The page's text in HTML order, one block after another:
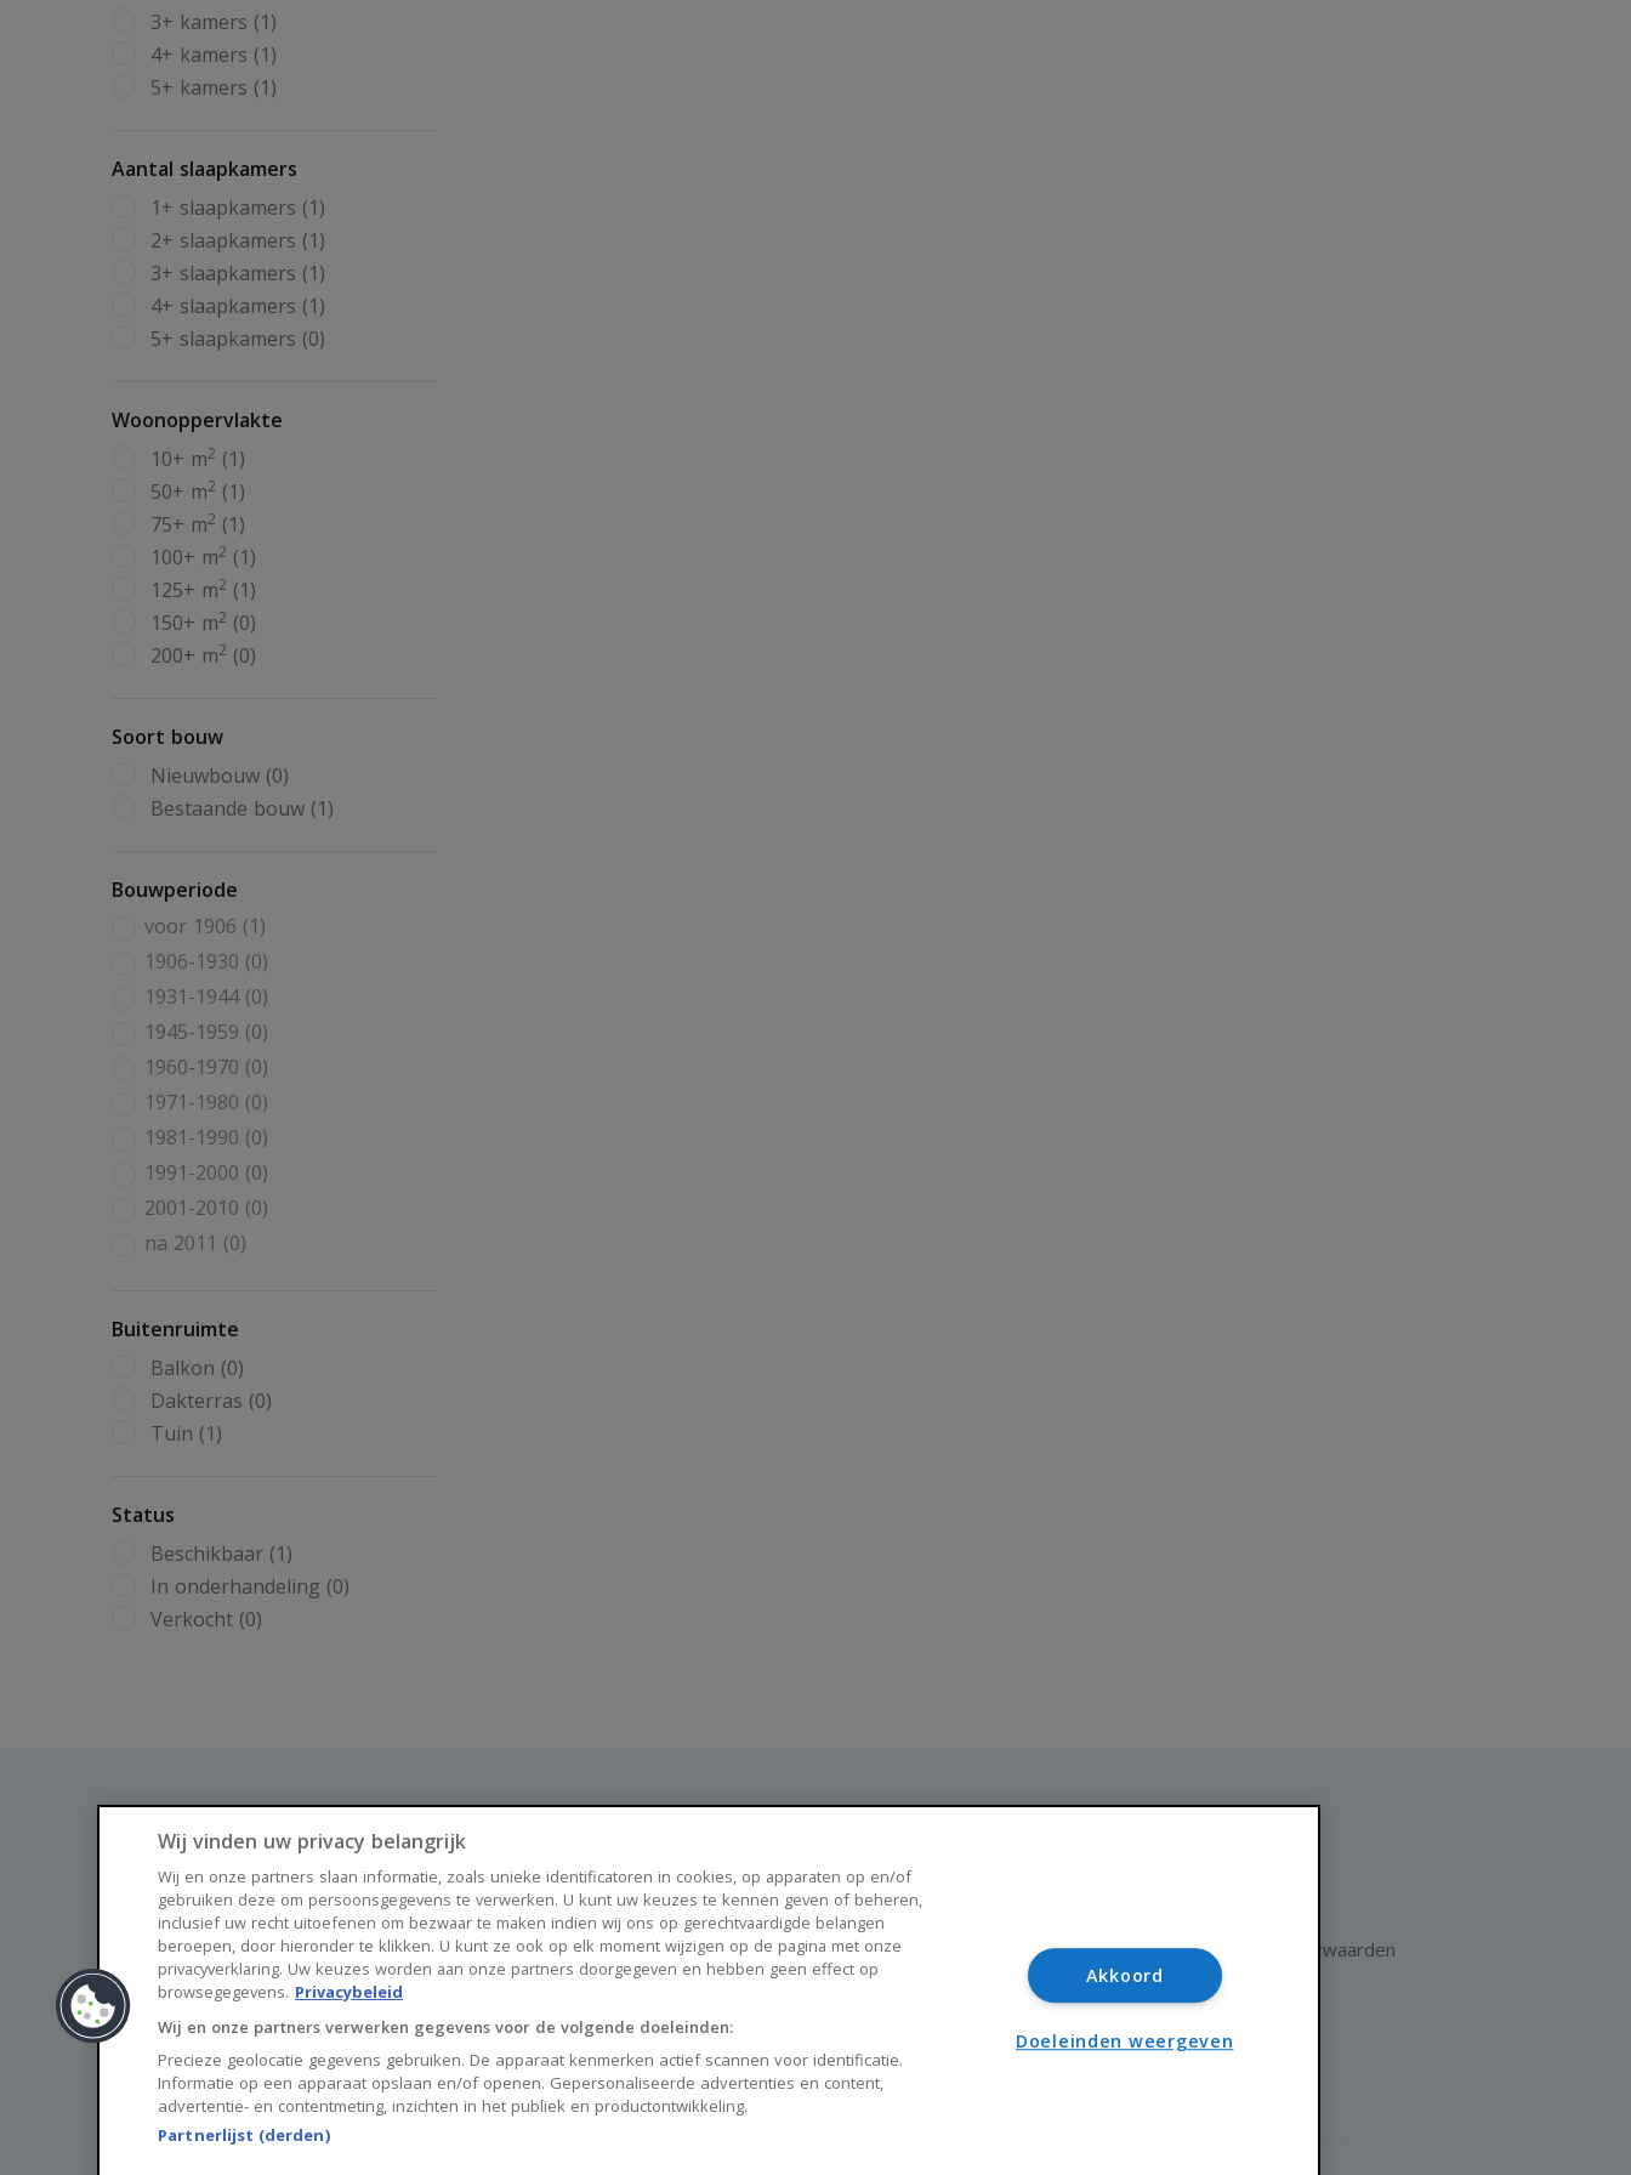
3+ kamers (1)
4+ kamers (1)
5+ kamers (1)
Aantal slaapkamers
1+ slaapkamers (1)
2+ slaapkamers (1)
3+ slaapkamers (1)
4+ slaapkamers (1)
5+ slaapkamers (0)
Woonoppervlakte
10+ m2 (1)
50+ m2 (1)
75+ m2 (1)
100+ m2 (1)
125+ m2 (1)
150+ m2 (0)
200+ m2 (0)
Soort bouw
Nieuwbouw (0)
Bestaande bouw (1)
Bouwperiode
voor 1906 (1)
1906-1930 (0)
1931-1944 (0)
1945-1959 (0)
1960-1970 (0)
1971-1980 (0)
1981-1990 (0)
1991-2000 (0)
2001-2010 (0)
na 2011 (0)
Buitenruimte
Balkon (0)
Dakterras (0)
Tuin (1)
Status
Beschikbaar (1)
In onderhandeling (0)
Verkocht (0)
Vind je nieuwe thuis via Huisnet
Breda
Apeldoorn
Arnhem
Enschede
Amersfoort
Algemene voorwaarden
Privacybeleid
Contact
Wij vinden uw privacy belangrijk
Wij en onze partners slaan informatie, zoals unieke identificatoren in cookies, op apparaten op en/of
gebruiken deze om persoonsgegevens te verwerken. U kunt uw keuzes te kennen geven of beheren,
inclusief uw recht uitoefenen om bezwaar te maken indien wij ons op gerechtvaardigde belangen
beroepen, door hieronder te klikken. U kunt ze ook op elk moment wijzigen op de pagina met onze
privacyverklaring. Uw keuzes worden aan onze partners doorgegeven en hebben geen effect op
browsegegevens. Privacybeleid
Wij en onze partners verwerken gegevens voor de volgende doeleinden:
Precieze geolocatie gegevens gebruiken. De apparaat kenmerken actief scannen voor identificatie.
Informatie op een apparaat opslaan en/of openen. Gepersonaliseerde advertenties en content,
advertentie- en contentmeting, inzichten in het publiek en productontwikkeling.
Partnerlijst (derden)
Akkoord
Doeleinden weergeven